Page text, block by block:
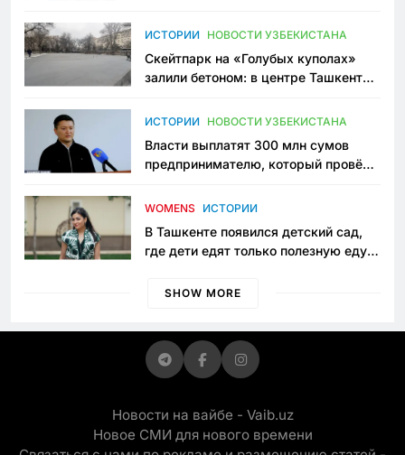
Узбекистане
ИСТОРИИ НОВОСТИ УЗБЕКИСТАНА
Скейтпарк на «Голубых куполах»
залили бетоном: в центре Ташкента
пространство
ИСТОРИИ НОВОСТИ УЗБЕКИСТАНА
Власти выплатят 300 млн сумов
предпринимателю, который провёл
приговору
WOMENS ИСТОРИИ
В Ташкенте появился детский сад,
где дети едят только полезную еду.
просить «кашу без сахара»
SHOW MORE
Новости на вайбе - Vaib.uz
Новое СМИ для нового времени